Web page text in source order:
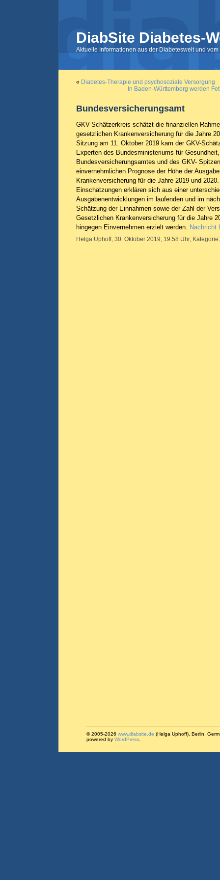
DiabSite Diabetes-
Aktuelle Informationen aus der Diabeteswelt und
« Diabetes-Therapie und psychosoziale Versorgung
In Baden-Württemberg werden
Bundesversicherungsamt
GKV-Schätzerkreis schätzt die finanziellen
gesetzlichen Krankenversicherung für die Jahre
Sitzung am 11. Oktober 2019 kam der GKV-
Experten des Bundesministeriums für
Bundesversicherungsamtes und des GKV-
einvernehmlichen Prognose der Höhe der
Krankenversicherung für die Jahre 2019 und
Einschätzungen erklären sich aus einer
Ausgabenentwicklungen im laufenden und im
Schätzung der Einnahmen sowie der Zahl der
Gesetzlichen Krankenversicherung für die Jahre
hingegen Einvernehmen erzielt werden. Nachricht
Helga Uphoff, 30. Oktober 2019, 19.58 Uhr,
© 2005-2026 www.diabsite.de (Helga Uphoff), Berlin,
powered by WordPress.